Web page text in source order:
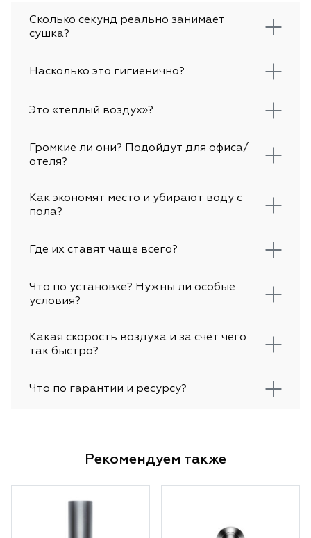
Сколько секунд реально занимает
сушка?
Насколько это гигиенично?
Это «тёплый воздух»?
Громкие ли они? Подойдут для офиса/
отеля?
Как экономят место и убирают воду с
пола?
Где их ставят чаще всего?
Что по установке? Нужны ли особые
условия?
Какая скорость воздуха и за счёт чего
так быстро?
Что по гарантии и ресурсу?
Рекомендуем также